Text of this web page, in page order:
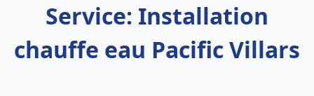
Service: Installation
chauffe eau Pacific Villars